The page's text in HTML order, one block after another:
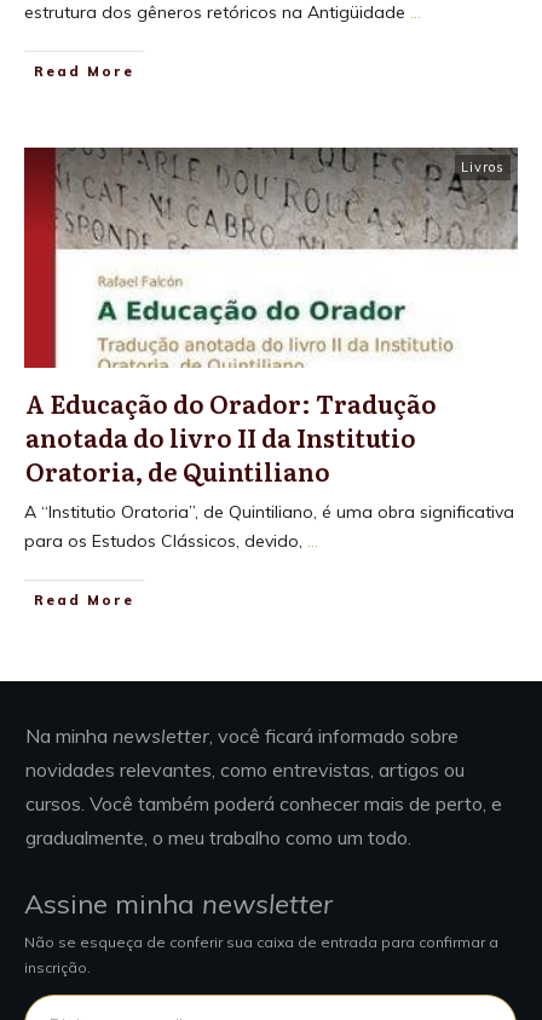
estrutura dos gêneros retóricos na Antigüidade ...
Read More
Livros
A Educação do Orador: Tradução
anotada do livro II da Institutio
Oratoria, de Quintiliano
A “Institutio Oratoria”, de Quintiliano, é uma obra significativa
para os Estudos Clássicos, devido, ...
Read More
Na minha newsletter, você ficará informado sobre
novidades relevantes, como entrevistas, artigos ou
cursos. Você também poderá conhecer mais de perto, e
gradualmente, o meu trabalho como um todo.
Assine minha newsletter
Não se esqueça de conferir sua caixa de entrada para confirmar a
inscrição.